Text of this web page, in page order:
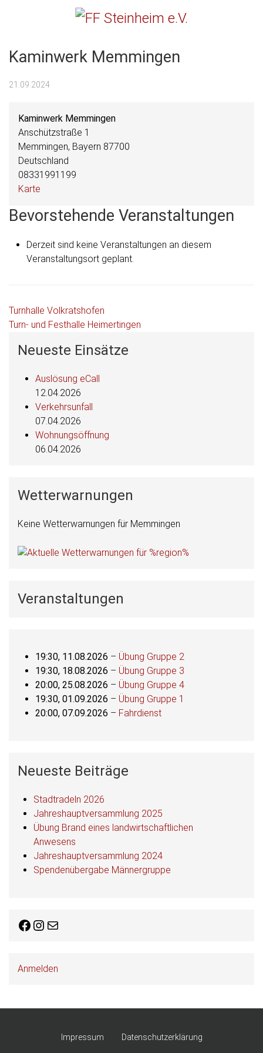
FF Steinheim e.V.
Kaminwerk Memmingen
21.09.2024
Kaminwerk Memmingen
Anschützstraße 1
Memmingen, Bayern 87700
Deutschland
08331991199
Karte
Bevorstehende Veranstaltungen
Derzeit sind keine Veranstaltungen an diesem
Veranstaltungsort geplant.
Beitragsnavigation
Turnhalle Volkratshofen
Turn- und Festhalle Heimertingen
Neueste Einsätze
Auslösung eCall
12.04.2026
Verkehrsunfall
07.04.2026
Wohnungsöffnung
06.04.2026
Wetterwarnungen
Keine Wetterwarnungen für Memmingen
Veranstaltungen
19:30, 11.08.2026 – Übung Gruppe 2
19:30, 18.08.2026 – Übung Gruppe 3
20:00, 25.08.2026 – Übung Gruppe 4
19:30, 01.09.2026 – Übung Gruppe 1
20:00, 07.09.2026 – Fahrdienst
Neueste Beiträge
Stadtradeln 2026
Jahreshauptversammlung 2025
Übung Brand eines landwirtschaftlichen
Anwesens
Jahreshauptversammlung 2024
Spendenübergabe Männergruppe
Facebook
Instagram
E-Mail
Anmelden
Impressum Datenschutzerklärung